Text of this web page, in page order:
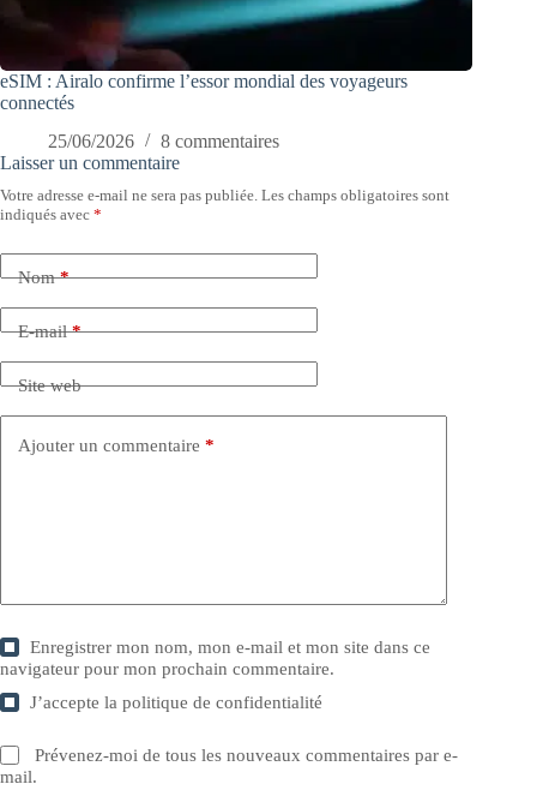
eSIM : Airalo confirme l’essor mondial des voyageurs
connectés
25/06/2026
8 commentaires
Laisser un commentaire
Votre adresse e-mail ne sera pas publiée. Les champs obligatoires sont
indiqués avec *
Nom*
E-mail*
Site web
Ajouter un commentaire *
Enregistrer mon nom, mon e-mail et mon site dans ce
navigateur pour mon prochain commentaire.
J’accepte lapolitique de confidentialité
Prévenez-moi de tous les nouveaux commentaires par e-
mail.